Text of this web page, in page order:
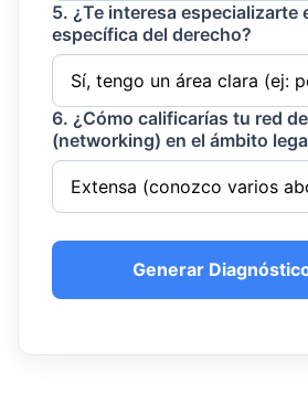
5. ¿Te interesa especializarte
específica del derecho?
6. ¿Cómo calificarías tu red
(networking) en el ámbito
Generar